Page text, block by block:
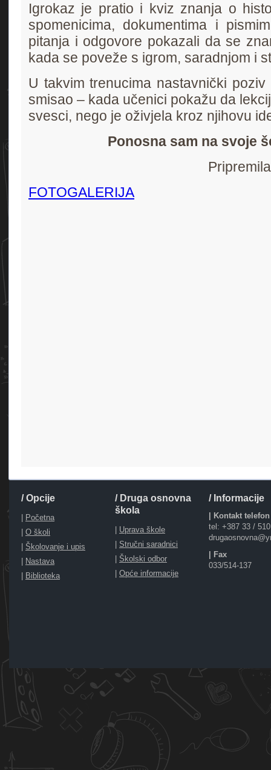
Igrokaz je pratio i kviz znanja o
spomenicima, dokumentima i
pitanja i odgovore pokazali da se
kada se poveže s igrom, saradnjom i
U takvim trenucima nastavnički
smisao – kada učenici pokažu da
svesci, nego je oživjela kroz njihovu
Ponosna sam na svoje
FOTOGALERIJA
/ Opcije
| Početna
| O školi
| Školovanje i upis
| Nastava
| Biblioteka
/ Druga osnovna
škola
| Uprava škole
| Stručni saradnici
| Školski odbor
| Opće informacije
/ Informacije
| Kontakt telefon
tel: +387 33 /
| Fax
033/514-137